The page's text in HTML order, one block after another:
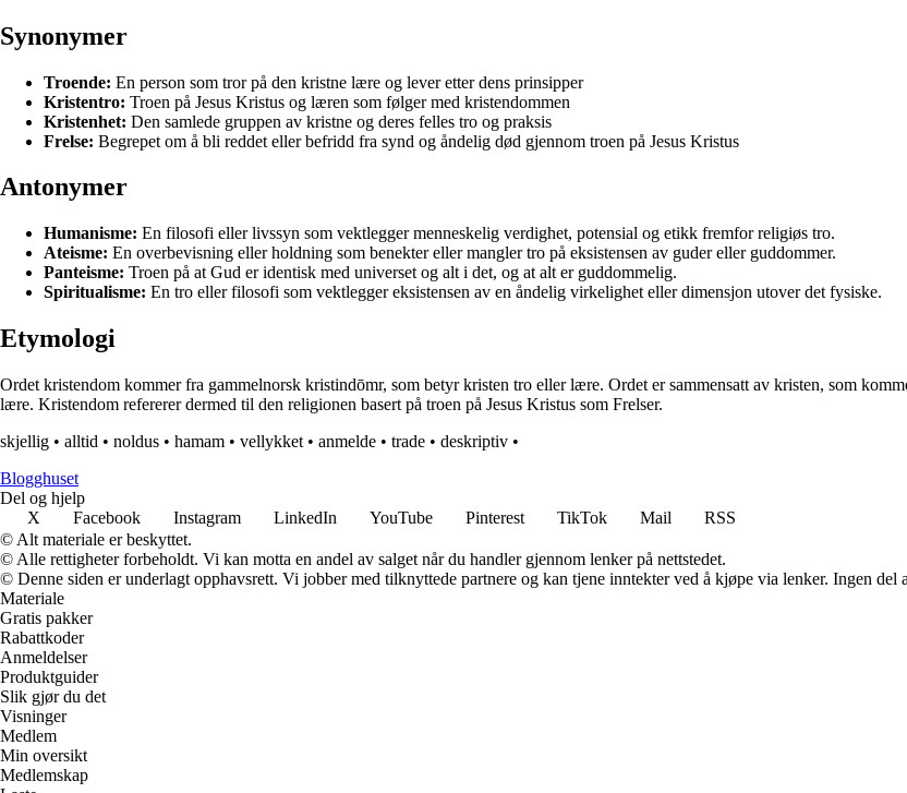
Synonymer
Troende: En person som tror på den kristne lære og lever etter dens prinsipper
Kristentro: Troen på Jesus Kristus og læren som følger med kristendommen
Kristenhet: Den samlede gruppen av kristne og deres felles tro og praksis
Frelse: Begrepet om å bli reddet eller befridd fra synd og åndelig død gjennom troen på Jesus Kristus
Antonymer
Humanisme: En filosofi eller livssyn som vektlegger menneskelig verdighet, potensial og etikk fremfor religiøs tro.
Ateisme: En overbevisning eller holdning som benekter eller mangler tro på eksistensen av guder eller guddommer.
Panteisme: Troen på at Gud er identisk med universet og alt i det, og at alt er guddommelig.
Spiritualisme: En tro eller filosofi som vektlegger eksistensen av en åndelig virkelighet eller dimensjon utover det fysiske.
Etymologi
Ordet kristendom kommer fra gammelnorsk kristindōmr, som betyr kristen tro eller lære. Ordet er sammensatt av kristen, som
lære. Kristendom refererer dermed til den religionen basert på troen på Jesus Kristus som Frelser.
skjellig • alltid • noldus • hamam • vellykket • anmelde • trade • deskriptiv •
Blogghuset
Del og hjelp
X
Facebook Instagram LinkedIn YouTube Pinterest TikTok Mail
RSS
© Alt materiale er beskyttet.
© Alle rettigheter forbeholdt. Vi kan motta en andel av salget når du handler gjennom lenker på nettstedet.
© Denne siden er underlagt opphavsrett. Vi jobber med tilknyttede partnere og kan tjene inntekter ved å kjøpe via lenker. Ingen del
Materiale
Gratis pakker
Rabattkoder
Anmeldelser
Produktguider
Slik gjør du det
Visninger
Medlem
Min oversikt
Medlemskap